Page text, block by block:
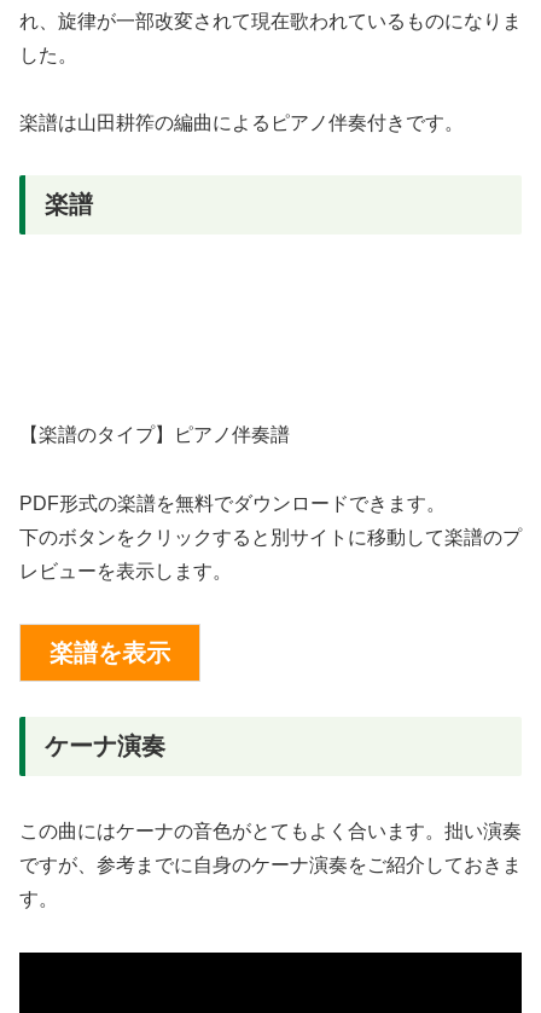
れ、旋律が一部改変されて現在歌われているものになりま
した。
楽譜は山田耕筰の編曲によるピアノ伴奏付きです。
楽譜
【楽譜のタイプ】ピアノ伴奏譜
PDF形式の楽譜を無料でダウンロードできます。
下のボタンをクリックすると別サイトに移動して楽譜のプ
レビューを表示します。
ケーナ演奏
この曲にはケーナの音色がとてもよく合います。拙い演奏
ですが、参考までに自身のケーナ演奏をご紹介しておきま
す。